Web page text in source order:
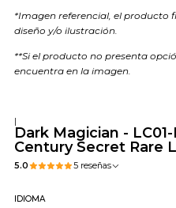
*Imagen referencial, el producto
diseño y/o ilustración.
**Si el producto no presenta
encuentra en la imagen.
|
Dark Magician -
Century Secret Rare
5.0 5 reseñas
IDIOMA